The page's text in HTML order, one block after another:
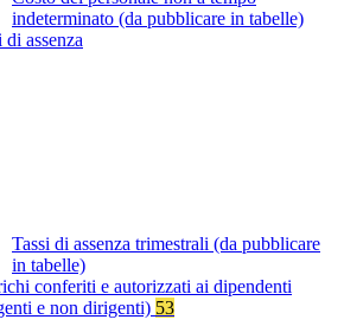
indeterminato (da pubblicare in tabelle)
di assenza
Tassi di assenza trimestrali (da pubblicare
in tabelle)
conferiti e autorizzati ai dipendenti
e non dirigenti) 53